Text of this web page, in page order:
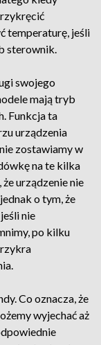
temperaturę, jeśli
sterownik.
swojego
mają tryb
Funkcja ta
urządzenia
zostawiamy w
na te kilka
urządzenie nie
o tym, że
nie
po kilku
Co oznacza, że
wyjechać aż